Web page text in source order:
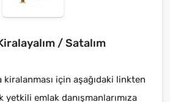
/ Satalım
kiralanması için aşağıdaki linkten
emlak danışmanlarımıza